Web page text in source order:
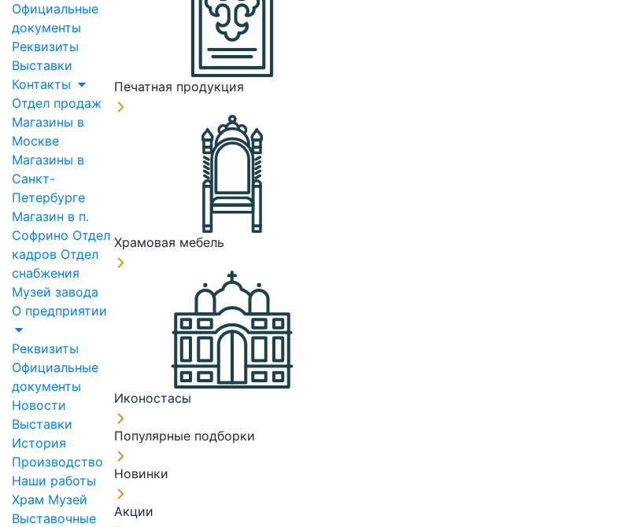
Официальные
документы
Реквизиты
Выставки
Контакты
Отдел продаж
Магазины в
Москве
Магазины в
Санкт-
Петербурге
Магазин в п.
Софрино Отдел
кадров Отдел
снабжения
Музей завода
О предприятии
Реквизиты
Официальные
документы
Новости
Выставки
История
Производство
Наши работы
Храм Музей
Выставочные
Печатная продукция
Храмовая мебель
Иконостасы
Популярные подборки
Новинки
Акции